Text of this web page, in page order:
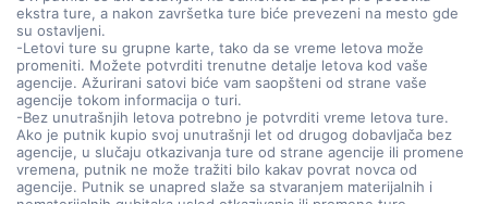
ekstra ture, a nakon završetka ture biće prevezeni na mesto gde
su ostavljeni.
-Letovi ture su grupne karte, tako da se vreme letova može
promeniti. Možete potvrditi trenutne detalje letova kod vaše
agencije. Ažurirani satovi biće vam saopšteni od strane vaše
agencije tokom informacija o turi.
-Bez unutrašnjih letova potrebno je potvrditi vreme letova ture.
Ako je putnik kupio svoj unutrašnji let od drugog dobavljača bez
agencije, u slučaju otkazivanja ture od strane agencije ili promene
vremena, putnik ne može tražiti bilo kakav povrat novca od
agencije. Putnik se unapred slaže sa stvaranjem materijalnih i